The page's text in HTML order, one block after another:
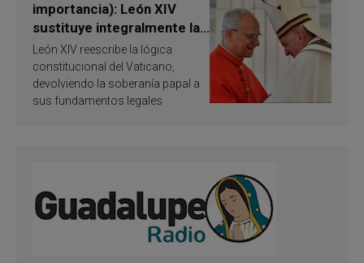
importancia): León XIV
sustituye integralmente la
ley vaticana de Papa
Francisco
León XIV reescribe la lógica
constitucional del Vaticano,
devolviendo la soberanía papal a
sus fundamentos legales